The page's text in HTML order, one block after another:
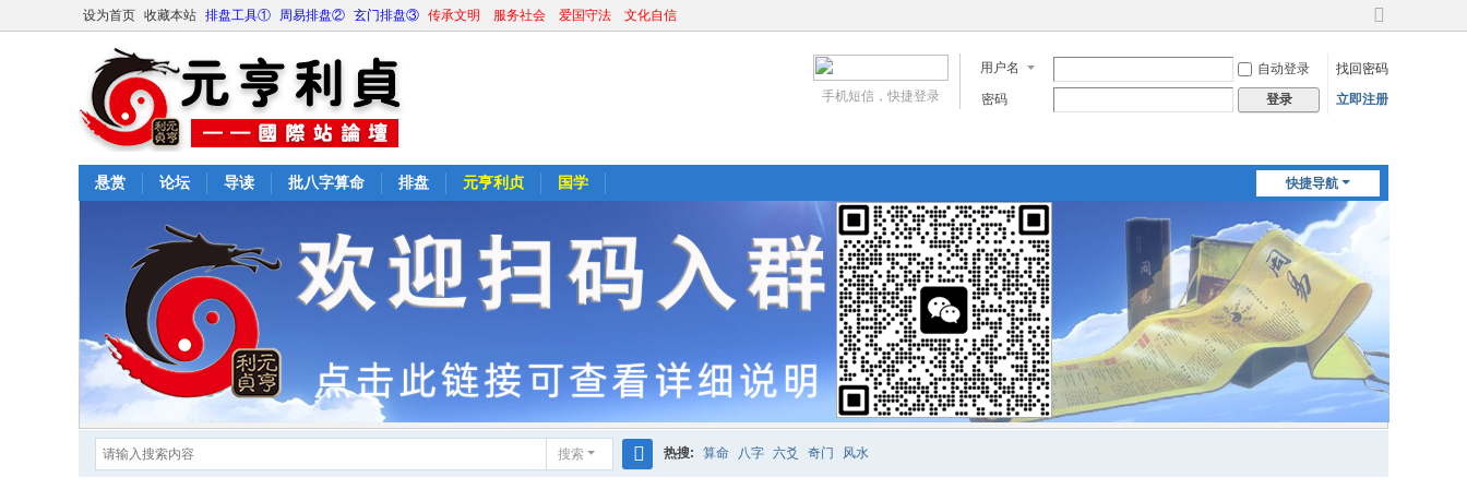
设为首页 收藏本站 排盘工具① 周易排盘② 玄门排盘③ 传承文明 服务社会 爱国守法 文化自信
切
到
宽
用户名 自动登录
找回密码
密码
登录 立即注册
手机短信，快捷登录
快捷导航
悬赏 论坛 导读 批八字算命 排盘 元亨利贞 国学
搜索 热搜: 算命 八字 六爻 奇门 风水